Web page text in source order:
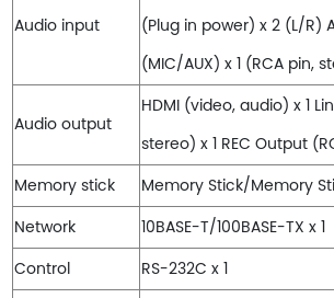
Audio input
(Plug in power) x 2 (L/R)
(MIC/AUX) x 1 (RCA pin,
Audio output
HDMI (video, audio) x 1
stereo) x 1 REC Output
Memory stick
Memory Stick/Memory
Network
10BASE-T/100BASE-TX x 1
Control
RS-232C x 1